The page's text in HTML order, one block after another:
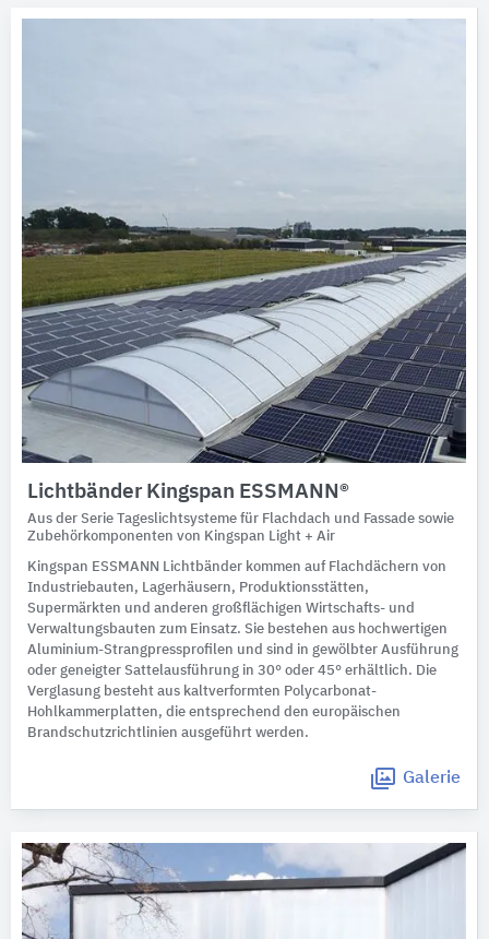
Lichtbänder Kingspan ESSMANN®
Aus der Serie Tageslichtsysteme für Flachdach und Fassade sowie
Zubehörkomponenten von Kingspan Light + Air
Kingspan ESSMANN Lichtbänder kommen auf Flachdächern von
Industriebauten, Lagerhäusern, Produktionsstätten,
Supermärkten und anderen großflächigen Wirtschafts- und
Verwaltungsbauten zum Einsatz. Sie bestehen aus hochwertigen
Aluminium-Strangpressprofilen und sind in gewölbter Ausführung
oder geneigter Sattelausführung in 30° oder 45° erhältlich. Die
Verglasung besteht aus kaltverformten Polycarbonat-
Hohlkammerplatten, die entsprechend den europäischen
Brandschutzrichtlinien ausgeführt werden.
Galerie